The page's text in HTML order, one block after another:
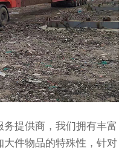
提供商，我们拥有丰富
件物品的特殊性，针对